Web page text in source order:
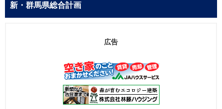
新・群馬県総合計画
広告